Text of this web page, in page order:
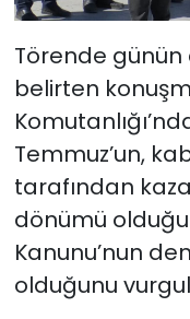
Törende
belirten
Temmuz’un,
tarafından
dönümü
Kanunu’nun
olduğunu